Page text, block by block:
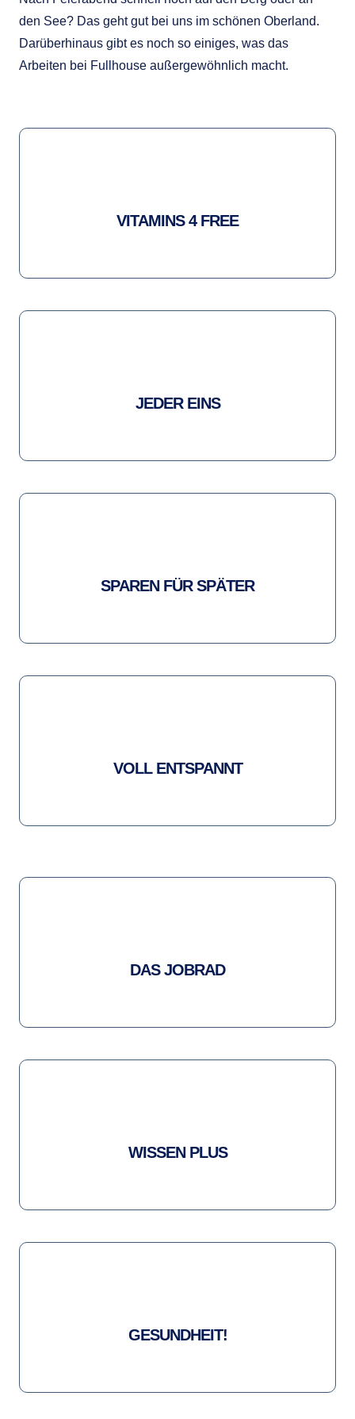
den See? Das geht gut bei uns im schönen Oberland.
Darüberhinaus gibt es noch so einiges, was das
Arbeiten bei Fullhouse außergewöhnlich macht.
VITAMINS 4 FREE
JEDER EINS
SPAREN FÜR SPÄTER
VOLL ENTSPANNT
DAS JOBRAD
WISSEN PLUS
GESUNDHEIT!